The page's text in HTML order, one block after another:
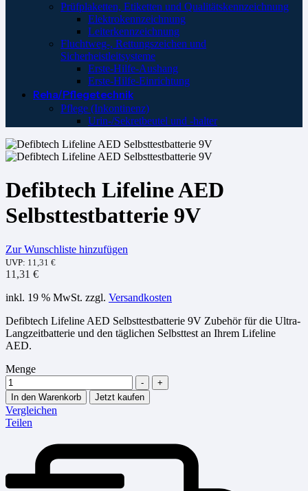
Prüfplaketten, Etiketten und Qualitätskennzeichnung
Elektrokennzeichnung
Leiterkennzeichnung
Fluchtweg-, Rettungszeichen und
Sicherheistleitsysteme
Erste-Hilfe-Aushang
Erste-Hilfe-Einrichtung
Reha/Pflegetechnik
Pflege (Inkontinenz)
Urin-/Sekretbeutel und -halter
Defibtech Lifeline AED
Selbsttestbatterie 9V
Zur Wunschliste hinzufügen
UVP: 11,31 €
11,31 €
inkl. 19 % MwSt. zzgl. Versandkosten
Defibtech Lifeline AED Selbsttestbatterie 9V Zubehör für die Ultra-
Langzeitbatterie und den täglichen Selbsttest an Ihrem Lifeline
AED.
Menge
-
+
In den Warenkorb
Jetzt kaufen
Vergleichen
Teilen